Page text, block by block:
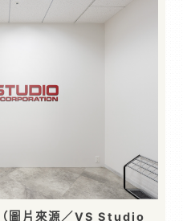
圖片來源／VS Studio